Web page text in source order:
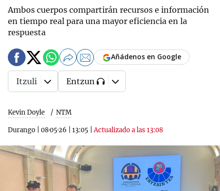
Ambos cuerpos compartirán recursos e información
en tiempo real para una mayor eficiencia en la
respuesta
Kevin Doyle NTM
Durango 08·05·26 13:05 |Actualizado a las 13:08
Añádenos en Google
Itzuli Entzun